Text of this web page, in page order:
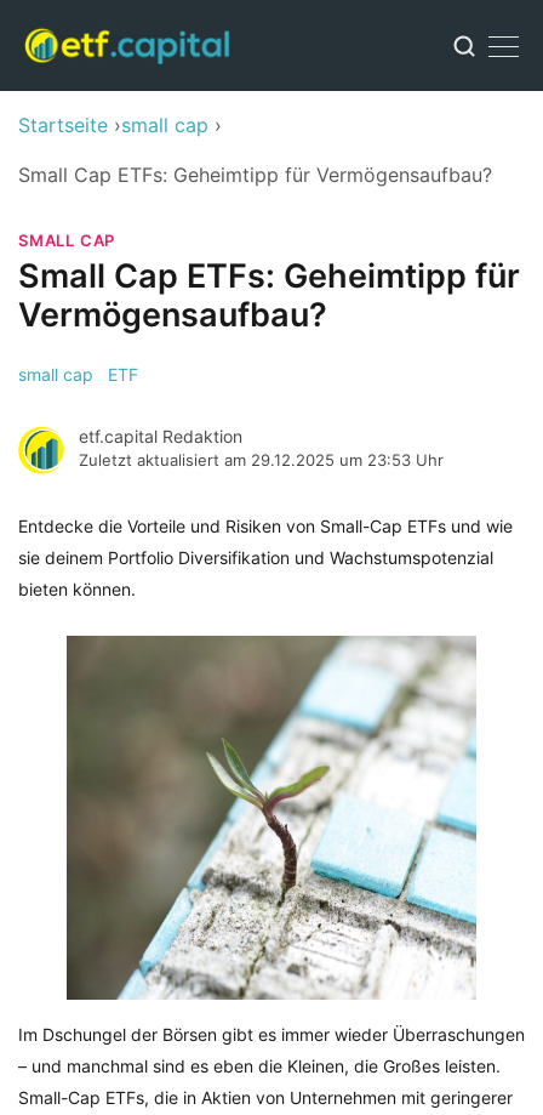
Startseite small cap
Small Cap ETFs: Geheimtipp für Vermögensaufbau?
SMALL CAP
Small Cap ETFs: Geheimtipp für
Vermögensaufbau?
small cap ETF
etf.capital Redaktion
Zuletzt aktualisiert am 29.12.2025 um 23:53 Uhr
Entdecke die Vorteile und Risiken von Small-Cap ETFs und wie
sie deinem Portfolio Diversifikation und Wachstumspotenzial
bieten können.
Im Dschungel der Börsen gibt es immer wieder Überraschungen
– und manchmal sind es eben die Kleinen, die Großes leisten.
Small-Cap ETFs, die in Aktien von Unternehmen mit geringerer